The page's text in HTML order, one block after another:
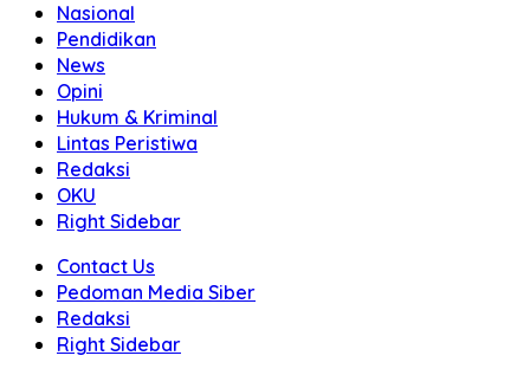
Nasional
Pendidikan
News
Opini
Hukum & Kriminal
Lintas Peristiwa
Redaksi
OKU
Right Sidebar
Contact Us
Pedoman Media Siber
Redaksi
Right Sidebar